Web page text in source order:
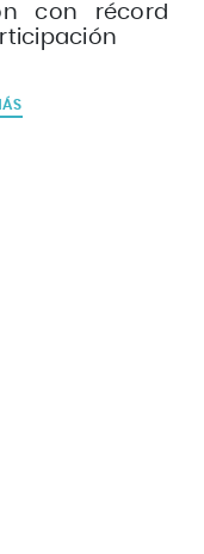
con récord